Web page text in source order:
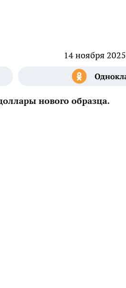
14 ноября 2025
нового образца.